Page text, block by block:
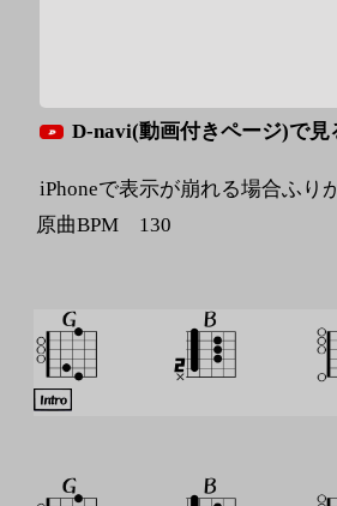
D-navi(動画付きページ)で見
iPhoneで表示が崩れる場合ふり
原曲BPM 130